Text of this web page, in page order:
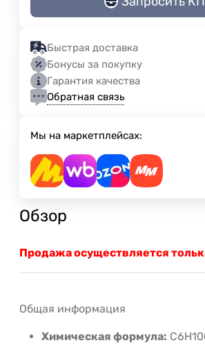
Быстрая доставка
Бонусы за покупку
Гарантия качества
Обратная связь
Мы на маркетплейсах:
Обзор
Продажа осуществляется
Общая информация
Химическая формула: